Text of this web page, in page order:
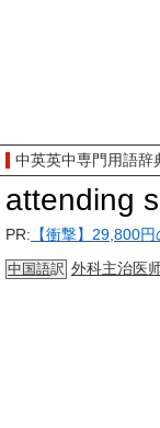
中英英中専門用語辞
attending
PR: 【衝撃】29,800
中国語訳 外科主治医